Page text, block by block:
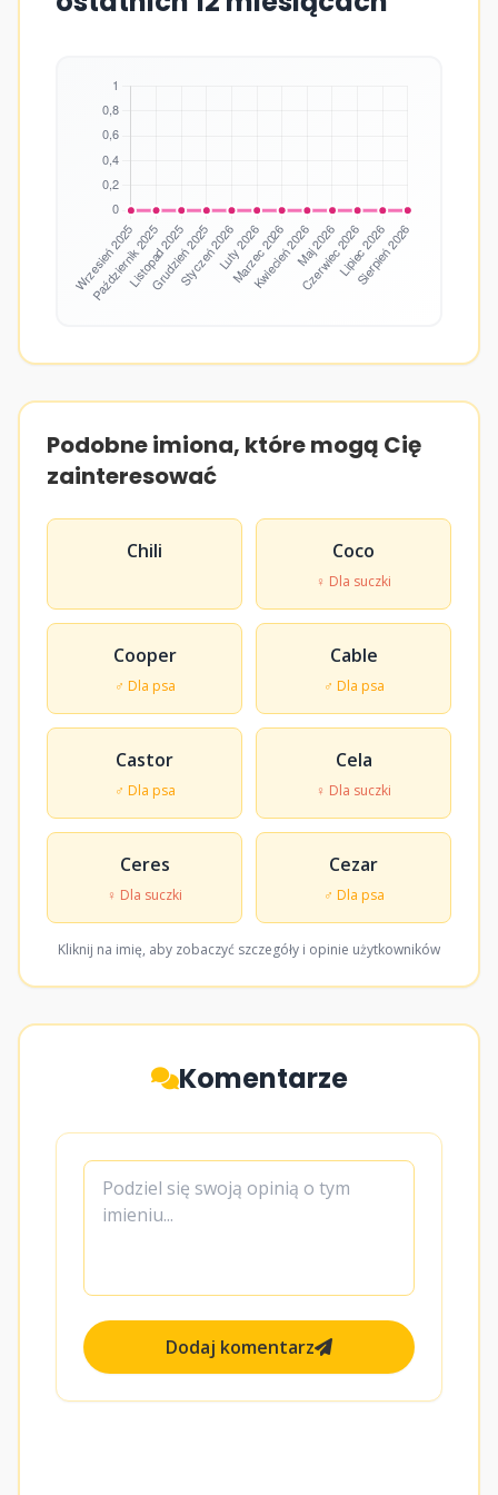
Podobne imiona, które mogą Cię
zainteresować
Chili Coco
♀ Dla suczki
Cooper
♂ Dla psa
Cable
♂ Dla psa
Castor
♂ Dla psa
Cela
♀ Dla suczki
Ceres
♀ Dla suczki
Cezar
♂ Dla psa
Kliknij na imię, aby zobaczyć szczegóły i opinie użytkowników
Komentarze
Dodaj komentarz